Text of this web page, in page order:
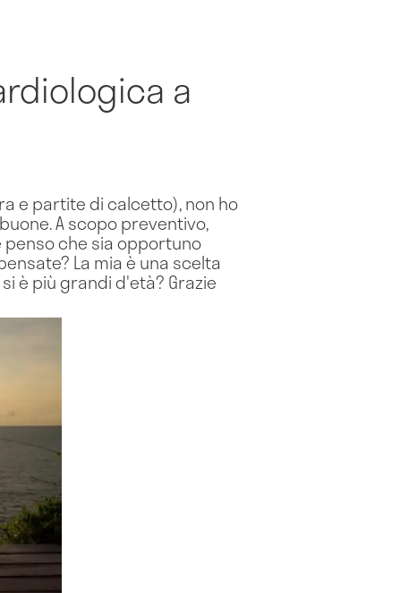
a
e partite di calcetto), non ho
A scopo preventivo,
che sia opportuno
La mia è una scelta
è più grandi d'età? Grazie